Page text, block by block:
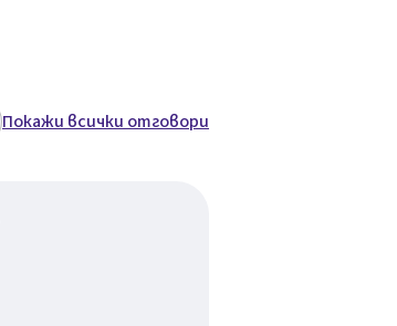
Покажи всички отговори